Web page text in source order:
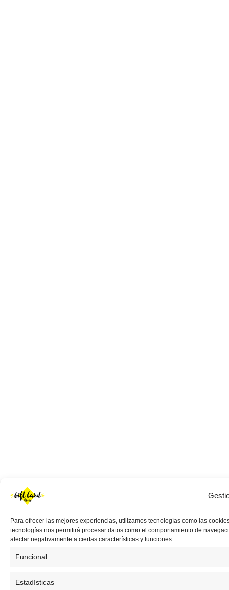
Para ofrecer las mejores experiencias, utilizamos tecnologías como las
tecnologías nos permitirá procesar datos como el comportamiento de
afectar negativamente a ciertas características y funciones.
Funcional
Estadísticas